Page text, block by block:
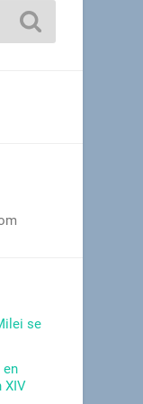
se
en
XIV